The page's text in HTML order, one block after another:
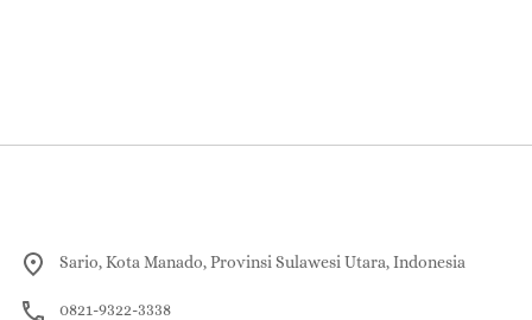
Sario, Kota Manado, Provinsi Sulawesi Utara, Indonesia
0821-9322-3338